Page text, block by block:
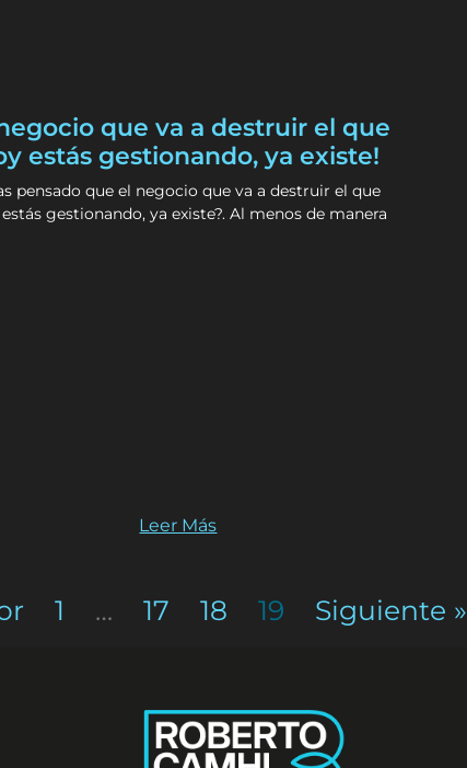
que va a destruir el que
estás gestionando, ya existe!
pensado que el negocio que va a destruir el que
gestionando, ya existe?. Al menos de manera
Leer Más
1 … 17 18 19 Siguiente »